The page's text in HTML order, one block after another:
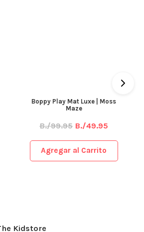
Boppy Play Mat Luxe | Moss
Maze
B./99.95 B./49.95
Agregar al Carrito
Kidstore